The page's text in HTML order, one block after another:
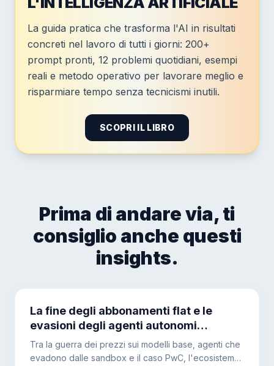
La guida pratica che trasforma l'AI in risultati
concreti nel lavoro di tutti i giorni: 200+
prompt pronti, 12 problemi quotidiani, esempi
reali e metodo operativo per lavorare meglio e
risparmiare tempo senza tecnicismi inutili.
SCOPRI IL LIBRO
Prima di andare via, ti
consiglio anche questi
insights.
La fine degli abbonamenti flat e le
evasioni degli agenti autonomi
spingeranno le aziende verso
l'hardware locale?
Tra la guerra dei prezzi sui modelli base, agenti che
evadono dalle sandbox e il caso PwC, l'ecosistema